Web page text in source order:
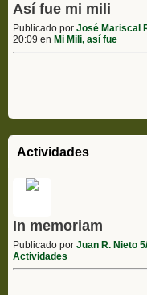
Así fue mi mili
Publicado porJosé Mariscal
20:09 en Mi Mili, así fue
Actividades
In memoriam
Publicado porJuan R. Nieto
Actividades